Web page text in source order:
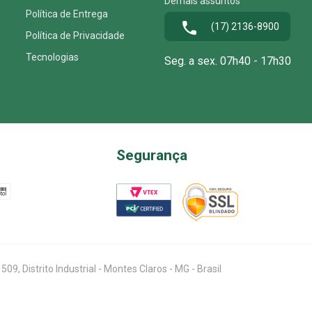
Política de Entrega
Política de Privacidade
Tecnologias
(17) 2136-8900
Seg. a sex. 07h40 - 17h30
Segurança
Distrito Industrial - Montes Claros - MG - Brasil